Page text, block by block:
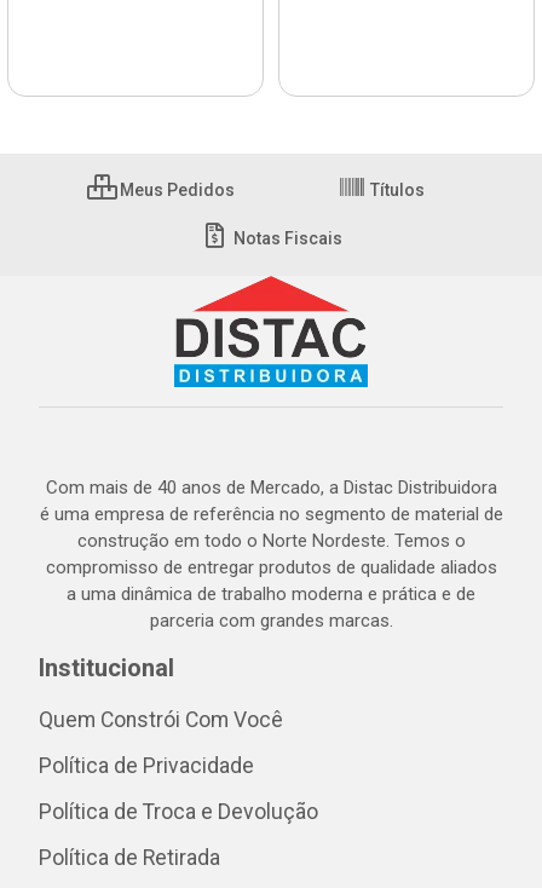
Meus Pedidos Títulos
Notas Fiscais
Com mais de 40 anos de Mercado, a Distac Distribuidora
é uma empresa de referência no segmento de material de
construção em todo o Norte Nordeste. Temos o
compromisso de entregar produtos de qualidade aliados
a uma dinâmica de trabalho moderna e prática e de
parceria com grandes marcas.
Institucional
Quem Constrói Com Você
Política de Privacidade
Política de Troca e Devolução
Política de Retirada